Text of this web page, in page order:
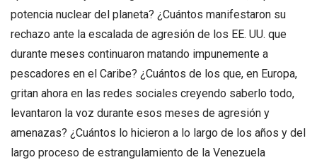
potencia nuclear del planeta? ¿Cuántos manifestaron su
rechazo ante la escalada de agresión de los EE. UU. que
durante meses continuaron matando impunemente a
pescadores en el Caribe? ¿Cuántos de los que, en Europa,
gritan ahora en las redes sociales creyendo saberlo todo,
levantaron la voz durante esos meses de agresión y
amenazas? ¿Cuántos lo hicieron a lo largo de los años y del
largo proceso de estrangulamiento de la Venezuela